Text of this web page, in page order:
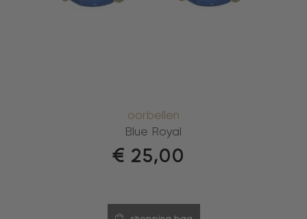
oorbellen
Blue Royal
€ 25,00